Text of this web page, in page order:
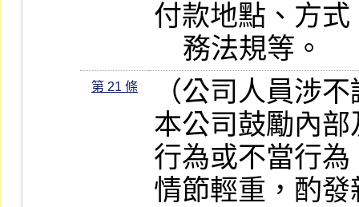
付款地點、方
    務法規等。
第 21 條
（公司人員涉
本公司鼓勵內
行為或不當行
情節輕重，酌發